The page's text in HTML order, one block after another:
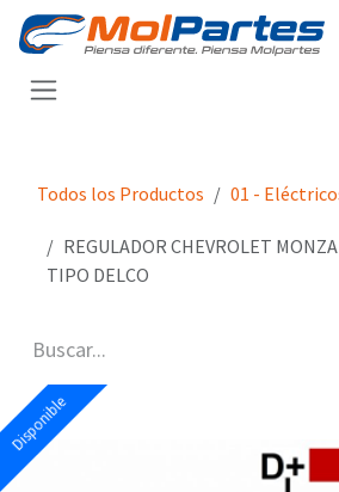
Ir al contenido
Todos los Productos 01 -
REGULADOR CHEVROLET
TIPO DELCO
Disponible
Disponible